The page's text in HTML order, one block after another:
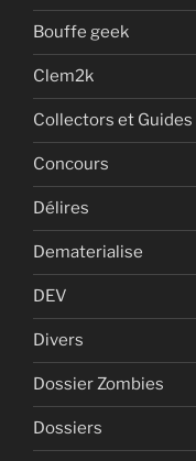
Bouffe geek
Clem2k
Collectors et Guides
Concours
Délires
Dematerialise
DEV
Divers
Dossier Zombies
Dossiers